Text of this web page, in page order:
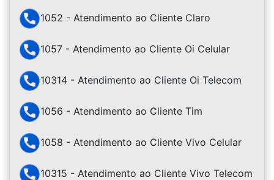
1052 - Atendimento ao Cliente Claro
1057 - Atendimento ao Cliente Oi Celular
10314 - Atendimento ao Cliente Oi Telecom
1056 - Atendimento ao Cliente Tim
1058 - Atendimento ao Cliente Vivo Celular
10315 - Atendimento ao Cliente Vivo Telecom